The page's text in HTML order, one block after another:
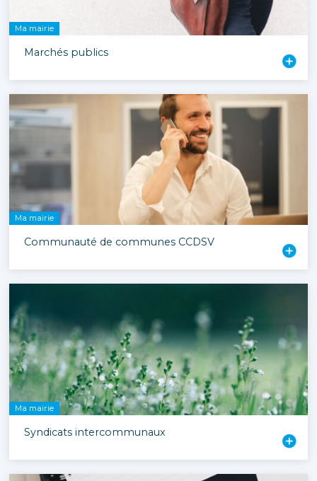
Ma mairie
Marchés publics
Ma mairie
Communauté de communes CCDSV
Ma mairie
Syndicats intercommunaux